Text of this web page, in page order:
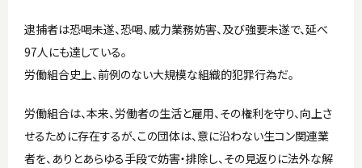
逮捕者は恐喝未遂、恐喝、威力業務妨害、及び強要未遂で、延べ
97人にも達している。
労働組合史上、前例のない大規模な組織的犯罪行為だ。
労働組合は、本来、労働者の生活と雇用、その権利を守り、向上さ
せるために存在するが、この団体は、意に沿わない生コン関連業
者を、ありとあらゆる手段で妨害・排除し、その見返りに法外な解